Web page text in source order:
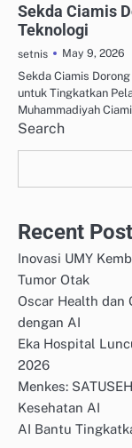
Sekda Ciamis
Teknologi
setnis
May 9, 2026
Sekda Ciamis
untuk Tingkatkan
Muhammadiyah
Search
Recent
Inovasi UMY
Tumor Otak
Oscar Health dan
dengan AI
Eka Hospital
2026
Menkes:
Kesehatan AI
AI Bantu